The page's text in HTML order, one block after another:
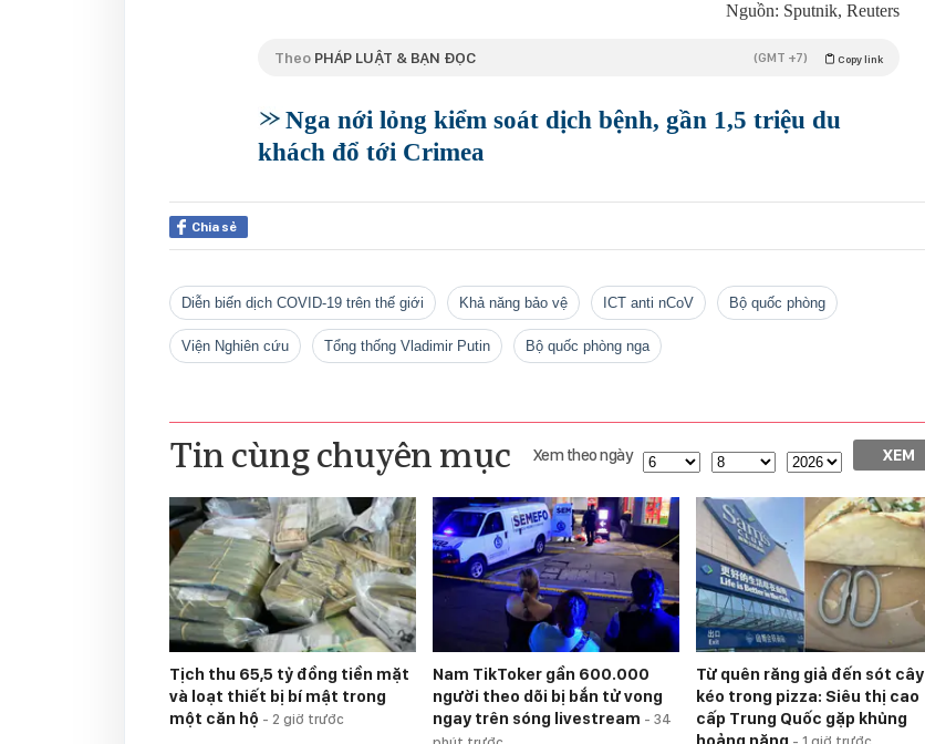
Nguồn: Sputnik, Reuters
Theo PHÁP LUẬT & BẠN ĐỌC Copy link
(GMT +7)
Nga nới lỏng kiểm soát dịch bệnh, gần 1,5 triệu du
khách đổ tới Crimea
Chia sẻ
Diễn biến dịch COVID-19 trên thế giới khả năng bảo vệ ICT anti nCoV Bộ quốc phòng
Viện Nghiên cứu tổng thống Vladimir Putin bộ quốc phòng nga
Tin cùng chuyên mục Xem theo ngày XEM
Tịch thu 65,5 tỷ đồng tiền mặt
và loạt thiết bị bí mật trong
một căn hộ - 2 giờ trước
Nam TikToker gần 600.000
người theo dõi bị bắn tử vong
ngay trên sóng livestream - 34
Từ quên răng giả đến sót cây
kéo trong pizza: Siêu thị cao
cấp Trung Quốc gặp khủng